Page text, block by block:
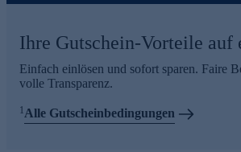
Ihre Gutschein-Vorteile auf
Einfach einlösen und sofort sparen. Faire
volle Transparenz.
1Alle Gutscheinbedingungen